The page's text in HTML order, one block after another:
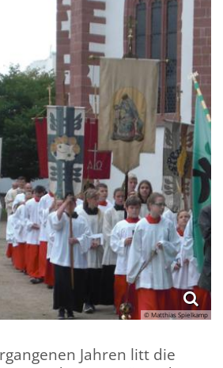
© Matthias Spielkamp
Jahren litt die